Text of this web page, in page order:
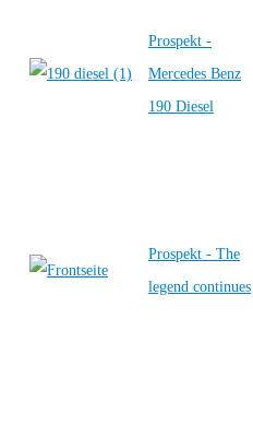
Prospekt -
Mercedes Benz
190 Diesel
Prospekt - The
legend continues